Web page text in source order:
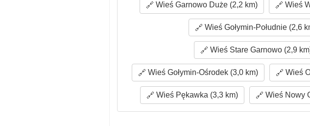
Wieś Garnowo Duże (2,2 km) Wieś
Wieś Gołymin-Południe (2,6
Wieś Stare Garnowo (2,9
Wieś Gołymin-Ośrodek (3,0 km) Wieś
Wieś Pękawka (3,3 km) Wieś Nowy